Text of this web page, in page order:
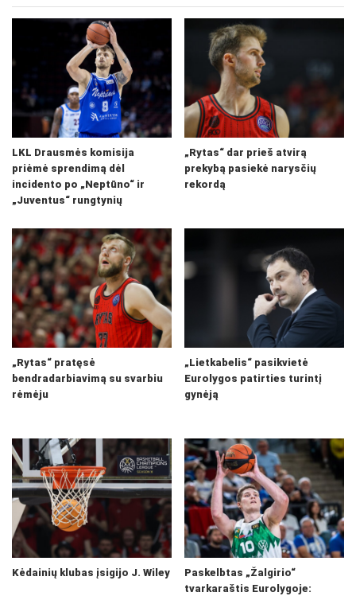
LKL Drausmės komisija
priėmė sprendimą dėl
incidento po „Neptūno“ ir
„Juventus“ rungtynių
„Rytas“ dar prieš atvirą
prekybą pasiekė narysčių
rekordą
„Rytas“ pratęsė
bendradarbiavimą su svarbiu
rėmėju
„Lietkabelis“ pasikvietė
Eurolygos patirties turintį
gynėją
Kėdainių klubas įsigijo J. Wiley
Paskelbtas „Žalgirio“
tvarkaraštis Eurolygoje: